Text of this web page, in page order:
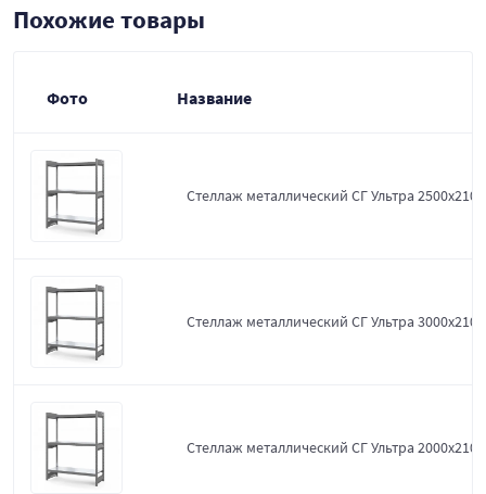
Похожие товары
Фото Название
Стеллаж металлический СГ Ультра
Стеллаж металлический СГ Ультра
Стеллаж металлический СГ Ультра